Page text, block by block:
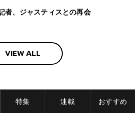
者、ジャスティスとの再会
VIEW ALL
特集 連載 おすすめ